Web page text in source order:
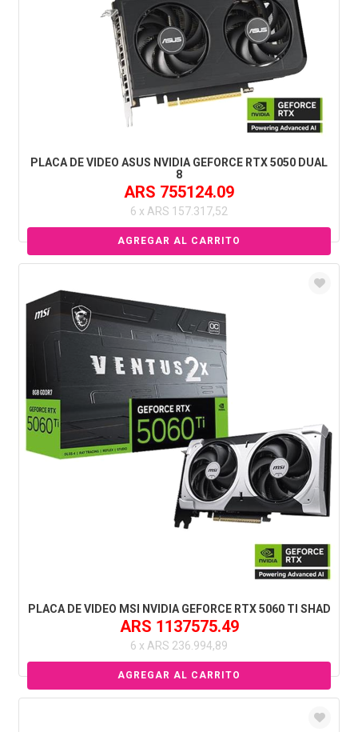
PLACA DE VIDEO ASUS NVIDIA GEFORCE RTX 5050 DUAL
8
ARS 755124.09
6 x ARS 157.317,52
PLACA DE VIDEO MSI NVIDIA GEFORCE RTX 5060 TI SHAD
ARS 1137575.49
6 x ARS 236.994,89